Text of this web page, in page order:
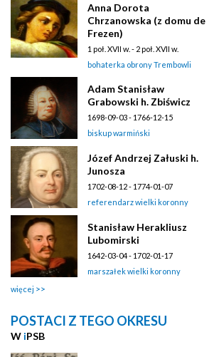
Anna Dorota
Chrzanowska (z domu de
Frezen)
1 poł. XVII w. - 2 poł. XVII w.
bohaterka obrony Trembowli
Adam Stanisław
Grabowski h. Zbiświcz
1698-09-03 - 1766-12-15
biskup warmiński
Józef Andrzej Załuski h.
Junosza
1702-08-12 - 1774-01-07
referendarz wielki koronny
Stanisław Herakliusz
Lubomirski
1642-03-04 - 1702-01-17
marszałek wielki koronny
więcej
POSTACI Z TEGO OKRESU
W iPSB